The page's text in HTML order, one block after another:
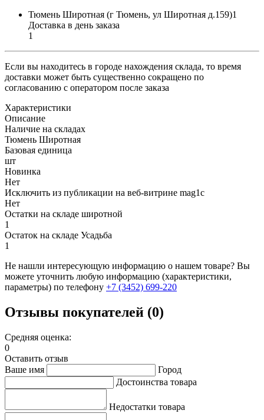
Тюмень Широтная (г Тюмень, ул Широтная д.159)1
Доставка в день заказа
1
Если вы находитесь в городе нахождения склада, то время
доставки может быть существенно сокращено по
согласованию с оператором после заказа
Характеристики
Описание
Наличие на складах
Тюмень Широтная
Базовая единица
шт
Новинка
Нет
Исключить из публикации на веб-витрине mag1c
Нет
Остатки на складе широтной
1
Остаток на складе Усадьба
1
Не нашли интересующую информацию о нашем товаре? Вы
можете уточнить любую информацию (характеристики,
параметры) по телефону +7 (3452) 699-220
Отзывы покупателей (0)
Средняя оценка:
0
Оставить отзыв
Ваше имя
Город
Достоинства товара
Недостатки товара